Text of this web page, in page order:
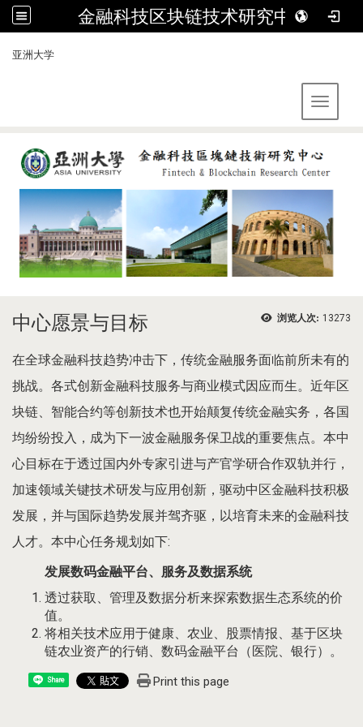
金融科技区块链技术研究中心
亚洲大学
Toggle
浏览人次: 13273
中心愿景与目标
在全球金融科技趋势冲击下，传统金融服务面临前所未有的
挑战。各式创新金融科技服务与商业模式因应而生。近年区
块链、智能合约等创新技术也开始颠复传统金融实务，各国
均纷纷投入，成为下一波金融服务保卫战的重要焦点。本中
心目标在于透过国内外专家引进与产官学研合作双轨并行，
加速领域关键技术研发与应用创新，驱动中区金融科技积极
发展，并与国际趋势发展并驾齐驱，以培育未来的金融科技
人才。本中心任务规划如下:
​发展数码金融平台、服务及数据系统
透过获取、管理及数据分析来探索数据生态系统的价
值。
将相关技术应用于健康、农业、股票情报、基于区块
链农业资产的行销、数码金融平台（医院、银行）。
Share Print this page